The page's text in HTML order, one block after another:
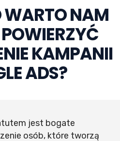
WARTO NAM
KAMPANII
ADS?
jest bogate
osób, które tworzą